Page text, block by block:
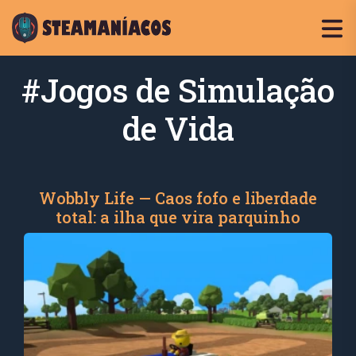
#Jogos de Simulação
de Vida
Wobbly Life — Caos fofo e liberdade
total: a ilha que vira parquinho